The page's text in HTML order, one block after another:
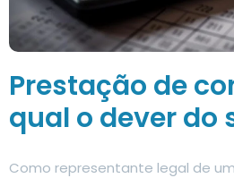
Prestação de
qual o dever do
Como representante legal de